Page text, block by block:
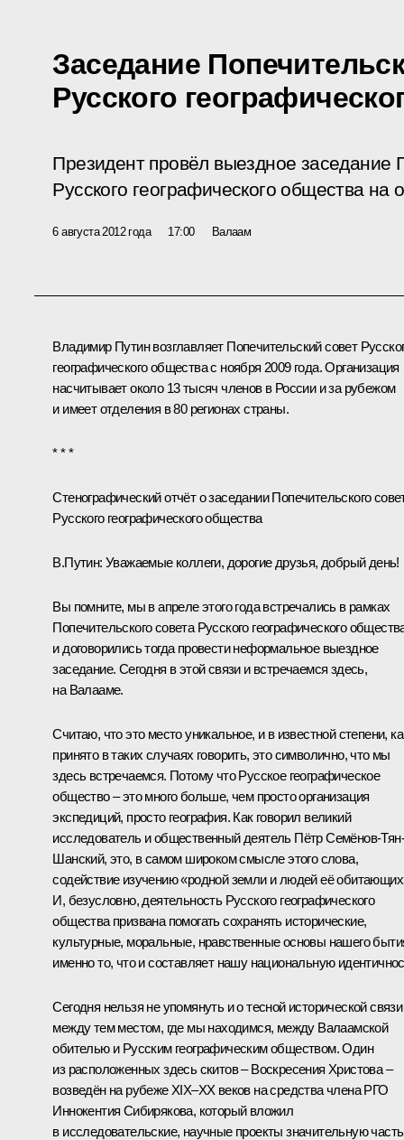
Заседание
Русского
Президент провёл выездное заседание
Русского географического общества на
6 августа 2012 года 17:00 Валаам
Владимир Путин возглавляет Попечительский совет
географического общества с ноября 2009 года. Организация
насчитывает около 13 тысяч членов в России и за рубежом
и имеет отделения в 80 регионах страны.
* * *
Стенографический отчёт о заседании Попечительского
Русского географического общества
В.Путин: Уважаемые коллеги, дорогие друзья, добрый день!
Вы помните, мы в апреле этого года встречались в рамках
Попечительского совета Русского географического
и договорились тогда провести неформальное выездное
заседание. Сегодня в этой связи и встречаемся здесь,
на Валааме.
Считаю, что это место уникальное, и в известной степени,
принято в таких случаях говорить, это символично, что мы
здесь встречаемся. Потому что Русское географическое
общество – это много больше, чем просто организация
экспедиций, просто география. Как говорил великий
исследователь и общественный деятель Пётр Семёнов-Тян-
Шанский, это, в самом широком смысле этого слова,
содействие изучению «родной земли и людей её
И, безусловно, деятельность Русского географического
общества призвана помогать сохранять исторические,
культурные, моральные, нравственные основы нашего
именно то, что и составляет нашу национальную
Сегодня нельзя не упомянуть и о тесной исторической связи
между тем местом, где мы находимся, между Валаамской
обителью и Русским географическим обществом. Один
из расположенных здесь скитов – Воскресения Христова –
возведён на рубеже XIX–ХХ веков на средства члена РГО
Иннокентия Сибирякова, который вложил
в исследовательские, научные проекты значительную часть